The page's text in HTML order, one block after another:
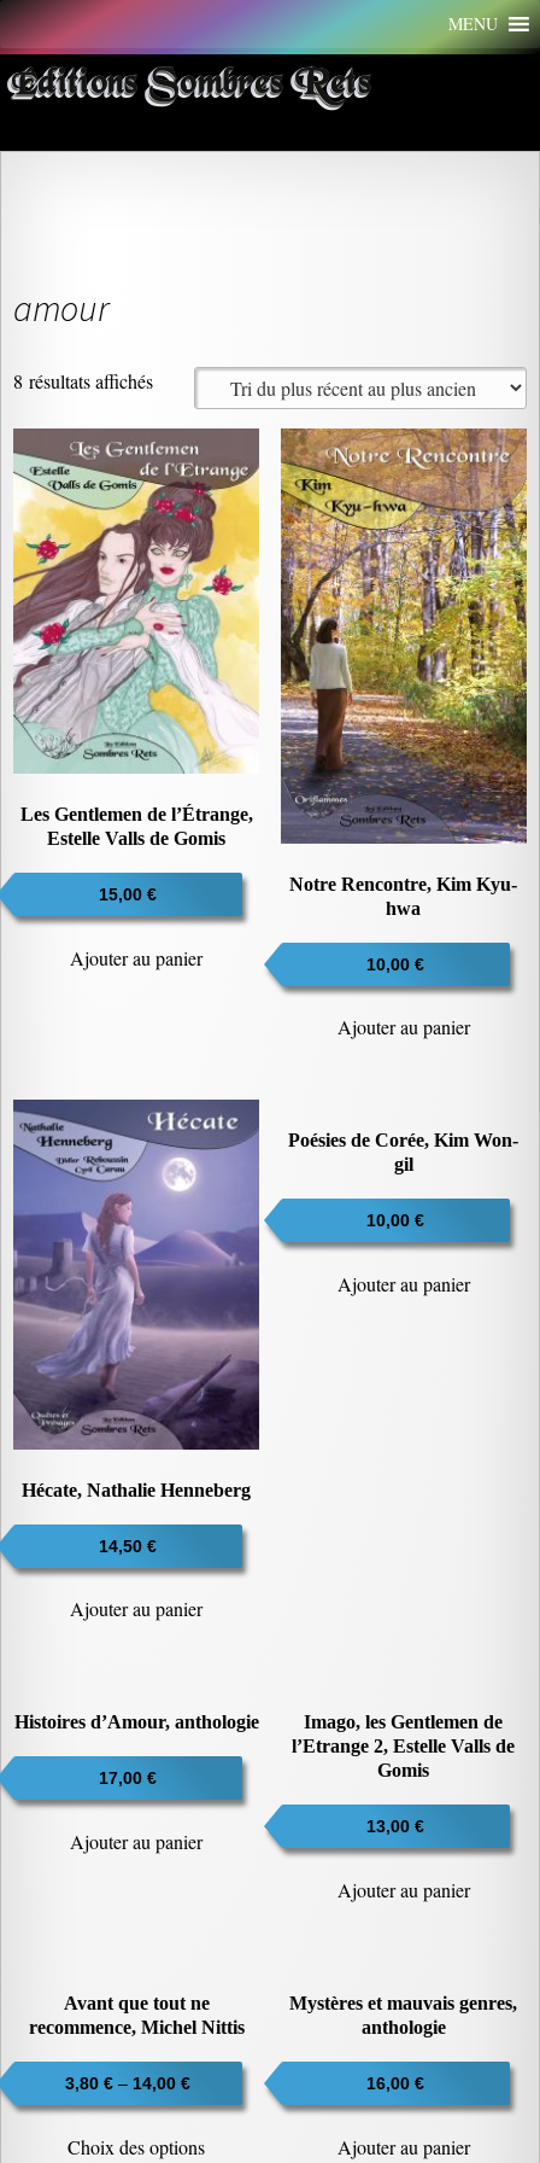
Aller
au
contenu
MENU
Éditions Sombres Rets
amour
8 résultats affichésTrié
plus
récent
au
plus
ancien
Les Gentlemen de l’Étrange,
Estelle Valls de Gomis
15,00 €
Ajouter au panier
Notre Rencontre, Kim Kyu-
hwa
10,00 €
Ajouter au panier
Hécate, Nathalie Henneberg
14,50 €
Ajouter au panier
Poésies de Corée, Kim Won-
gil
10,00 €
Ajouter au panier
Histoires d’Amour, anthologie
17,00 €
Ajouter au panier
Imago, les Gentlemen de
l’Etrange 2, Estelle Valls de
Gomis
13,00 €
Ajouter au panier
Avant que tout ne
recommence, Michel Nittis
3,80 € – 14,00 €
Choix des options
Mystères et mauvais genres,
anthologie
16,00 €
Ajouter au panier